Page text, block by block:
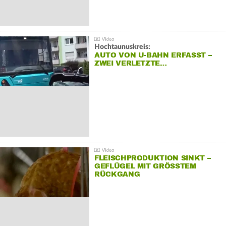
Hochtaunuskreis:
AUTO VON U-BAHN ERFASST –
ZWEI VERLETZTE…
FLEISCHPRODUKTION SINKT –
GEFLÜGEL MIT GRÖSSTEM R
ÜCKGANG